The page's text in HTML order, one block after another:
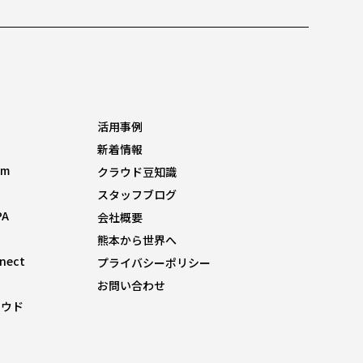
ド
活用事例
新着情報
クラウド豆知識
スタッフブログ
会社概要
熊本から世界へ
プライバシーポリシー
お問い合わせ